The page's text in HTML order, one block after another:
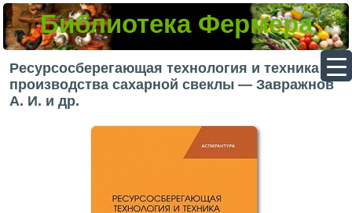
Библиотека Фермера
Ресурсосберегающая технология и техника
производства сахарной свеклы — Завражнов
А. И. и др.